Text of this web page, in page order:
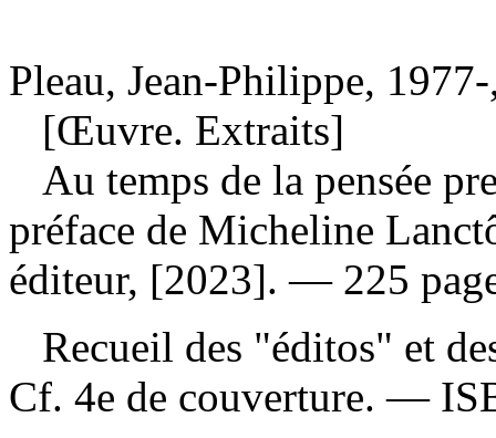
Pleau, Jean-Philippe,
[Œuvre. Extraits]
Au temps de la pensée
préface de Micheline
éditeur, [2023]. — 225
Recueil des "éditos" et
Cf. 4e de couverture. —